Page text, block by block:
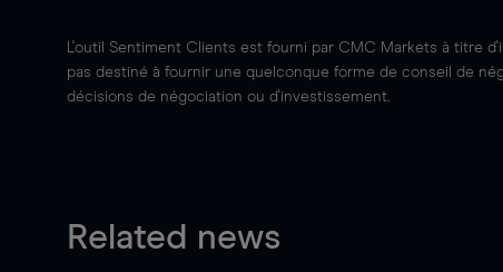
L'outil Sentiment Clients est fourni par CMC Markets à titre
pas destiné à fournir une quelconque forme de conseil de
décisions de négociation ou d'investissement.
Related news